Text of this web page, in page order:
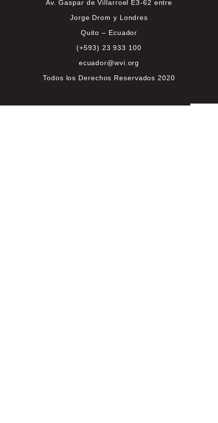
Av. Gaspar de Villarroel E3-62 entre
Jorge Drom y Londres
Quito – Ecuador
(+593) 23 933 100
ecuador@wvi.org
Todos los Derechos Reservados 2020